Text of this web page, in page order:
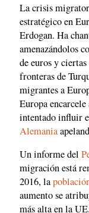
La crisis
estratégico en
Erdogan. Ha
amenazándolos
de euros y
fronteras de
migrantes a
Europa encarcele
intentado influir
Alemania
Un informe del
migración está
2016, la
aumento se
más alta en la